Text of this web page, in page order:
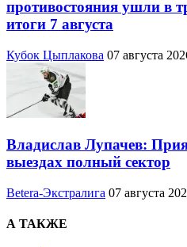
противостояния ушли в
итоги 7 августа
Кубок Цыплакова 07 августа
Владислав Лупачев:
выездах полный сектор
Betera-Экстралига 07 августа
А ТАКЖЕ